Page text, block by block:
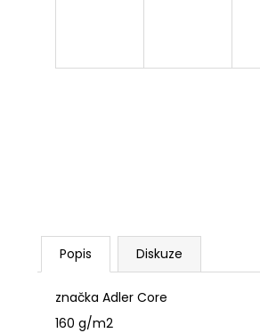
Popis Diskuze
značka Adler Core
160 g/m2